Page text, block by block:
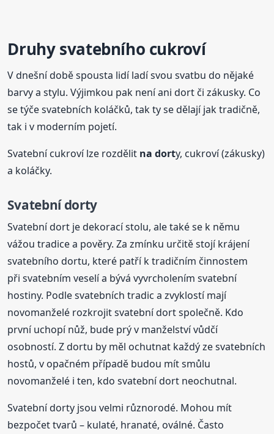
Druhy svatebního cukroví
V dnešní době spousta lidí ladí svou svatbu do nějaké
barvy a stylu. Výjimkou pak není ani dort či zákusky. Co
se týče svatebních koláčků, tak ty se dělají jak tradičně,
tak i v moderním pojetí.
Svatební cukroví lze rozdělit na dorty, cukroví (zákusky)
a koláčky.
Svatební dorty
Svatební dort je dekorací stolu, ale také se k němu
vážou tradice a pověry. Za zmínku určitě stojí krájení
svatebního dortu, které patří k tradičním činnostem
při svatebním veselí a bývá vyvrcholením svatební
hostiny. Podle svatebních tradic a zvyklostí mají
novomanželé rozkrojit svatební dort společně. Kdo
první uchopí nůž, bude prý v manželství vůdčí
osobností. Z dortu by měl ochutnat každý ze svatebních
hostů, v opačném případě budou mít smůlu
novomanželé i ten, kdo svatební dort neochutnal.
Svatební dorty jsou velmi různorodé. Mohou mít
bezpočet tvarů – kulaté, hranaté, oválné. Často